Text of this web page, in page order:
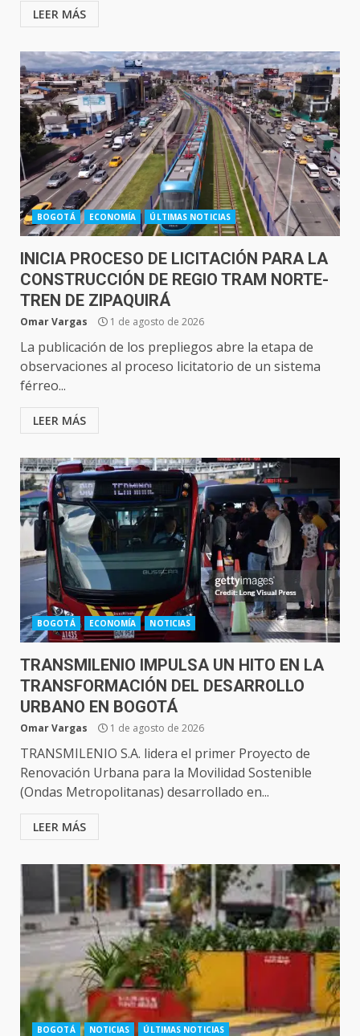
LEER MÁS
BOGOTÁ ECONOMÍA ÚLTIMAS NOTICIAS
INICIA PROCESO DE LICITACIÓN PARA LA
CONSTRUCCIÓN DE REGIO TRAM NORTE-
TREN DE ZIPAQUIRÁ
Omar Vargas 1 de agosto de 2026
La publicación de los prepliegos abre la etapa de
observaciones al proceso licitatorio de un sistema
férreo...
LEER MÁS
BOGOTÁ ECONOMÍA NOTICIAS
TRANSMILENIO IMPULSA UN HITO EN LA
TRANSFORMACIÓN DEL DESARROLLO
URBANO EN BOGOTÁ
Omar Vargas 1 de agosto de 2026
TRANSMILENIO S.A. lidera el primer Proyecto de
Renovación Urbana para la Movilidad Sostenible
(Ondas Metropolitanas) desarrollado en...
LEER MÁS
BOGOTÁ NOTICIAS ÚLTIMAS NOTICIAS